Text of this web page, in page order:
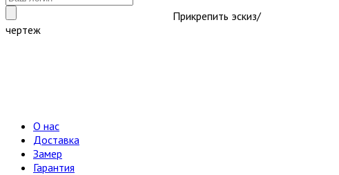
Прикрепить эскиз/
чертеж
О нас
Доставка
Замер
Гарантия